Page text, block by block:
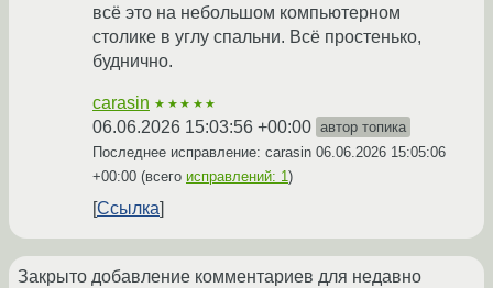
всё это на небольшом компьютерном
столике в углу спальни. Всё простенько,
буднично.
carasin ★★★★★
06.06.2026 15:03:56 +00:00 автор топика
Последнее исправление: carasin 06.06.2026 15:05:06
+00:00 (всего исправлений: 1)
Ссылка
Закрыто добавление комментариев для недавно